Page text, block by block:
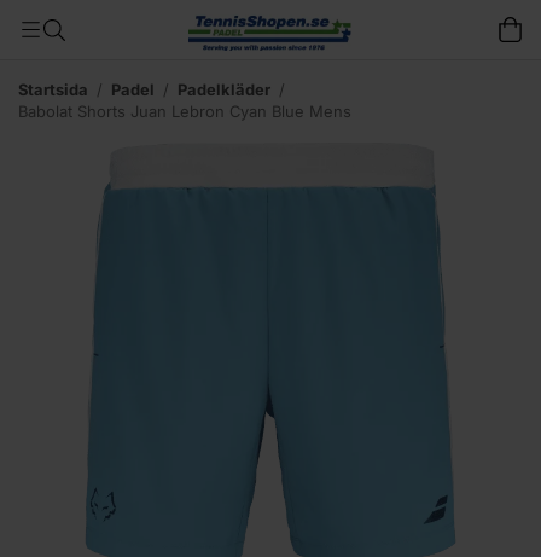
Startsida / Padel / Padelkläder /
Babolat Shorts Juan Lebron Cyan Blue Mens